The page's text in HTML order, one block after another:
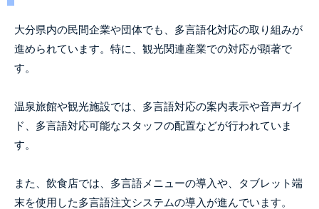
大分県内の民間企業や団体でも、多言語化対応の取り組みが
進められています。特に、観光関連産業での対応が顕著で
す。
温泉旅館や観光施設では、多言語対応の案内表示や音声ガイ
ド、多言語対応可能なスタッフの配置などが行われていま
す。
また、飲食店では、多言語メニューの導入や、タブレット端
末を使用した多言語注文システムの導入が進んでいます。